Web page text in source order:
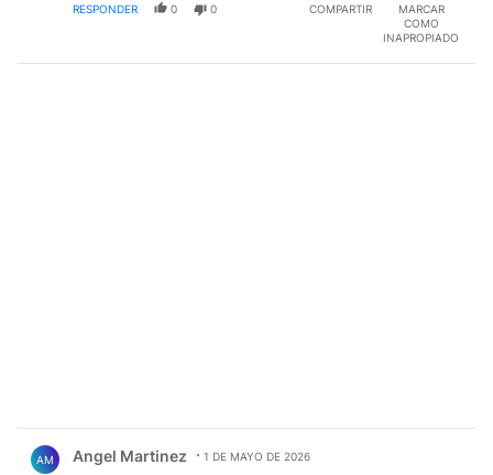
RESPONDER 0 0 COMPARTIR
MARCAR
COMO
INAPROPIADO
AM Angel Martinez 1 DE MAYO DE 2026